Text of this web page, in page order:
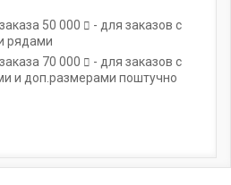
50 000
- для заказов с
рядами
70 000
- для заказов с
и доп.размерами поштучно